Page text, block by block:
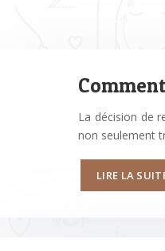
La décision de
non seulement
LIRE LA